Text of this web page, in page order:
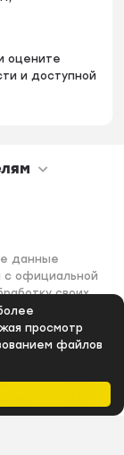
просмотр
файлов
оцените
и доступной
данные
с официальной
своих
наш сайт.